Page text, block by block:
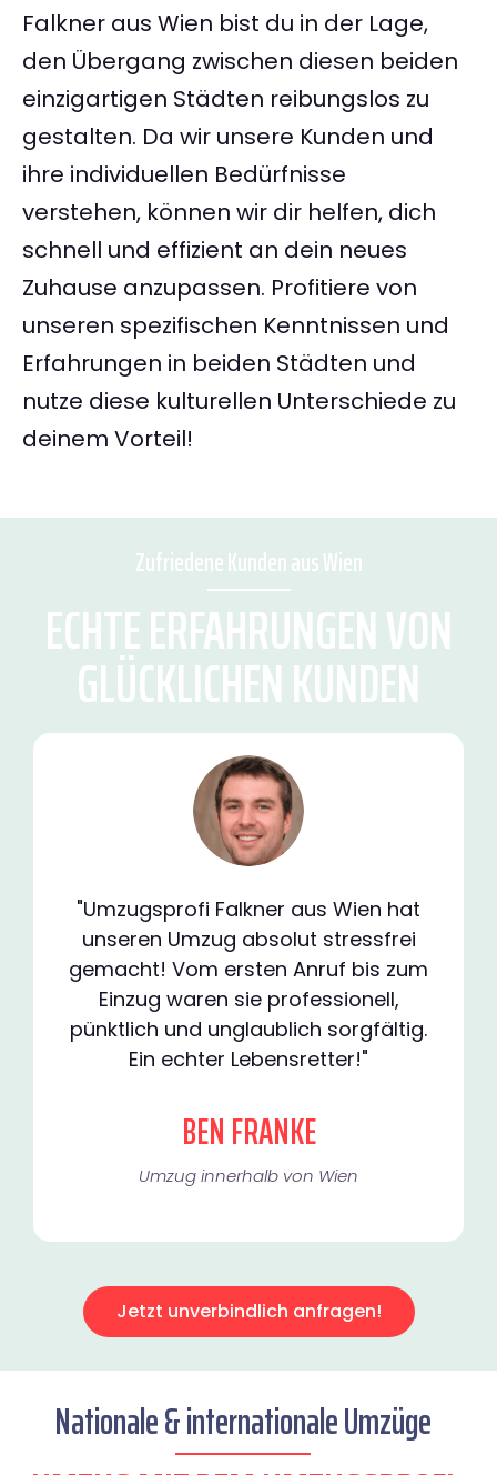
Falkner aus Wien bist du in der Lage,
den Übergang zwischen diesen beiden
einzigartigen Städten reibungslos zu
gestalten. Da wir unsere Kunden und
ihre individuellen Bedürfnisse
verstehen, können wir dir helfen, dich
schnell und effizient an dein neues
Zuhause anzupassen. Profitiere von
unseren spezifischen Kenntnissen und
Erfahrungen in beiden Städten und
nutze diese kulturellen Unterschiede zu
deinem Vorteil!
Zufriedene Kunden aus Wien
ECHTE ERFAHRUNGEN VON
GLÜCKLICHEN KUNDEN
"Umzugsprofi Falkner aus Wien hat
unseren Umzug absolut stressfrei
gemacht! Vom ersten Anruf bis zum
Einzug waren sie professionell,
pünktlich und unglaublich sorgfältig.
Ein echter Lebensretter!"
BEN FRANKE
Umzug innerhalb von Wien​
Jetzt unverbindlich anfragen!
Nationale & internationale Umzüge